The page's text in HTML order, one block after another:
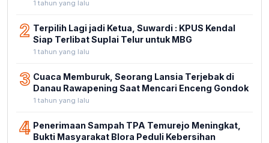
1 tahun yang lalu
2 Terpilih Lagi jadi Ketua, Suwardi : KPUS Kendal
Siap Terlibat Suplai Telur untuk MBG
1 tahun yang lalu
3 Cuaca Memburuk, Seorang Lansia Terjebak di
Danau Rawapening Saat Mencari Enceng Gondok
1 tahun yang lalu
4 Penerimaan Sampah TPA Temurejo Meningkat,
Bukti Masyarakat Blora Peduli Kebersihan